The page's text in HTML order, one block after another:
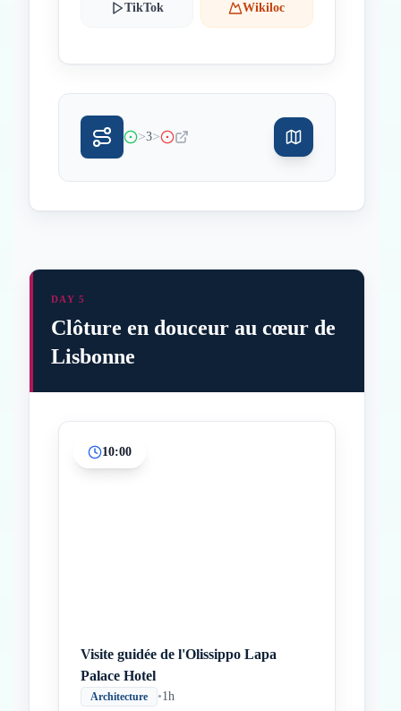
TikTok Wikiloc
>3>
DAY 5
Clôture en douceur au cœur de
Lisbonne
10:00
Visite guidée de l'Olissippo Lapa
Palace Hotel
Architecture •1h